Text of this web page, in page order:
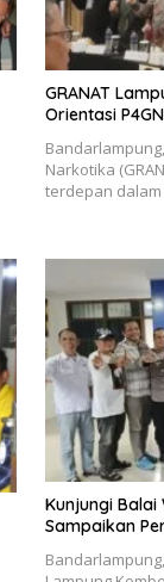
GRANAT
Orientasi P4GN
Narkotika
terdepan
Kunjungi
Sampaikan